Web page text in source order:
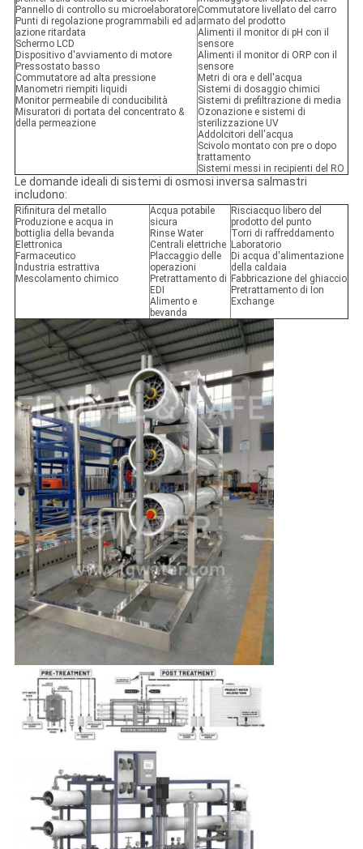
Pannello di controllo su microelaboratore
Punti di regolazione programmabili ed ad
azione ritardata
Schermo LCD
Dispositivo d'avviamento di motore
Pressostato basso
Commutatore ad alta pressione
Manometri riempiti liquidi
Monitor permeabile di conducibilità
Misuratori di portata del concentrato &
della permeazione
Commutatore livellato del carro
armato del prodotto
Alimenti il monitor di pH con il
sensore
Alimenti il monitor di ORP con il
sensore
Metri di ora e dell'acqua
Sistemi di dosaggio chimici
Sistemi di prefiltrazione di media
Ozonazione e sistemi di
sterilizzazione UV
Addolcitori dell'acqua
Scivolo montato con pre o dopo
trattamento
Sistemi messi in recipienti del RO
Le domande ideali di sistemi di osmosi inversa salmastri
includono:
Rifinitura del metallo
Produzione e acqua in
bottiglia della bevanda
Elettronica
Farmaceutico
Industria estrattiva
Mescolamento chimico
Acqua potabile
sicura
Rinse Water
Centrali elettriche
Placcaggio delle
operazioni
Pretrattamento di
EDI
Alimento e
bevanda
Risciacquo libero del
prodotto del punto
Torri di raffreddamento
Laboratorio
Di acqua d'alimentazione
della caldaia
Fabbricazione del ghiaccio
Pretrattamento di Ion
Exchange